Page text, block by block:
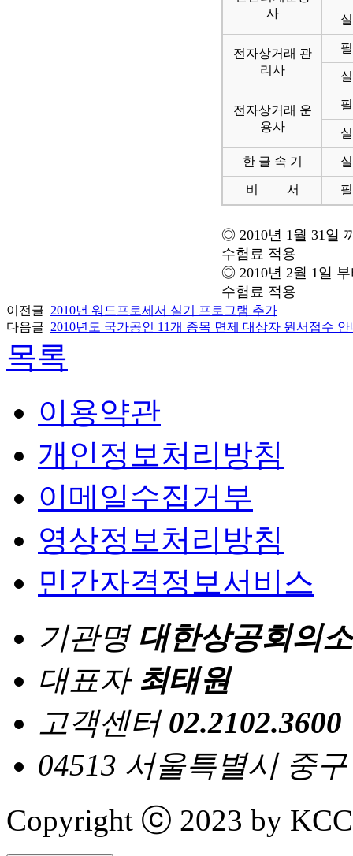
사
전자상거래 관
리사
전자상거래 운
용사
한 글 속 기
비 서
◎ 2010년 1월 31일
수험료 적용
◎ 2010년 2월 1일
수험료 적용
이전글 2010년 워드프로세서 실기 프로그램 추가
다음글 2010년도 국가공인 11개 종목 면제 대상자 원서접수 안
목록
이용약관
개인정보처리방침
이메일수집거부
영상정보처리방침
민간자격정보서비스
기관명 대한상공회의소
대표자 최태원
고객센터 02.2102.3600
04513 서울특별시 중
Copyright ⓒ 2023 by